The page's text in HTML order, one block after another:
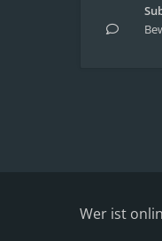
Wer ist